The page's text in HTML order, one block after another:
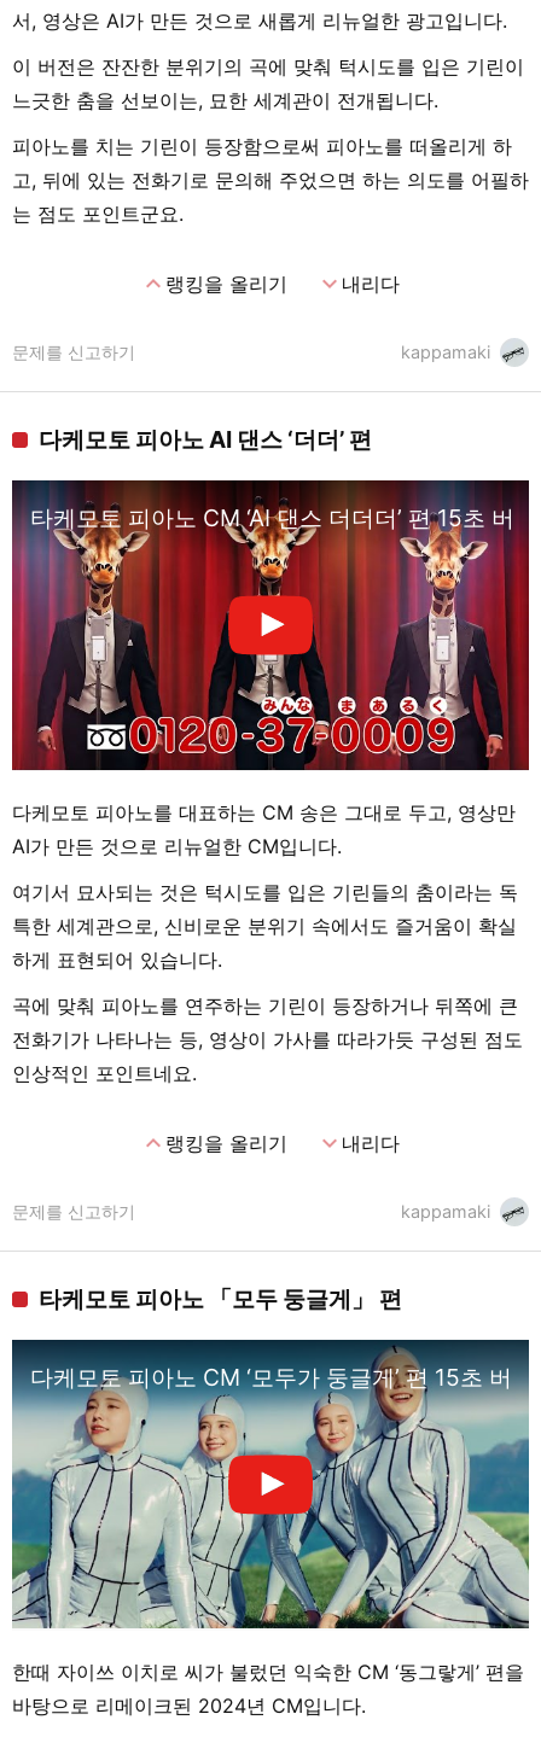
서, 영상은 AI가 만든 것으로 새롭게 리뉴얼한 광고입니다.
이 버전은 잔잔한 분위기의 곡에 맞춰 턱시도를 입은 기린이
느긋한 춤을 선보이는, 묘한 세계관이 전개됩니다.
피아노를 치는 기린이 등장함으로써 피아노를 떠올리게 하
고, 뒤에 있는 전화기로 문의해 주었으면 하는 의도를 어필하
는 점도 포인트군요.
expand_less랭킹을 올리기 expand_more내리다
kappamaki
문제를 신고하기
다케모토 피아노 AI 댄스 ‘더더’ 편
타케모토 피아노 CM ‘AI 댄스 더더더’ 편 15초 버전
다케모토 피아노를 대표하는 CM 송은 그대로 두고, 영상만
AI가 만든 것으로 리뉴얼한 CM입니다.
여기서 묘사되는 것은 턱시도를 입은 기린들의 춤이라는 독
특한 세계관으로, 신비로운 분위기 속에서도 즐거움이 확실
하게 표현되어 있습니다.
곡에 맞춰 피아노를 연주하는 기린이 등장하거나 뒤쪽에 큰
전화기가 나타나는 등, 영상이 가사를 따라가듯 구성된 점도
인상적인 포인트네요.
expand_less랭킹을 올리기 expand_more내리다
kappamaki
문제를 신고하기
타케모토 피아노 「모두 둥글게」 편
다케모토 피아노 CM ‘모두가 둥글게’ 편 15초 버전
한때 자이쓰 이치로 씨가 불렀던 익숙한 CM ‘동그랗게’ 편을
바탕으로 리메이크된 2024년 CM입니다.